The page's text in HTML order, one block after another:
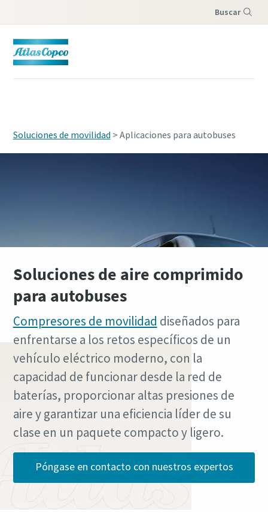
Buscar
Soluciones de Optimización de Atlas Copco
Una gran parte de su consumo de energía corresponde al
energética puede reducir enormemente sus costes,
además de ayudarle a reducir sus emisiones de CO2. A
Soluciones de movilidad > Aplicaciones para autobuses
Soluciones de aire comprimido
para autobuses
Compresores de movilidad diseñados para
enfrentarse a los retos específicos de un
vehículo eléctrico moderno, con la
capacidad de funcionar desde la red de
baterías, proporcionar altas presiones de
aire y garantizar una eficiencia líder de su
clase en un paquete compacto y ligero.
Póngase en contacto con nuestros expertos